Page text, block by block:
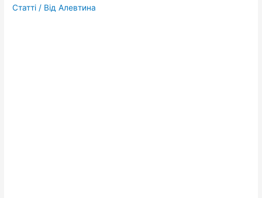
Статті / ВідАлевтина